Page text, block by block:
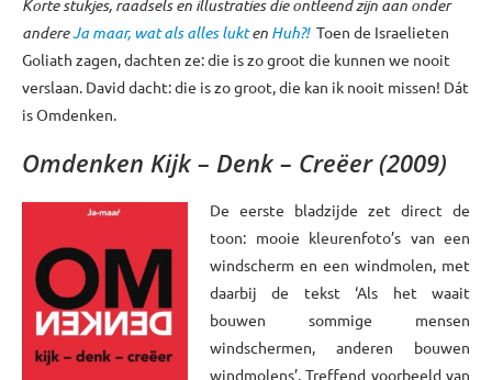
Korte stukjes, raadsels en illustraties die ontleend zijn aan onder
andereJa maar, wat als alles lukten Huh?! Toen de Israelieten
Goliath zagen, dachten ze: die is zo groot die kunnen we nooit
verslaan. David dacht: die is zo groot, die kan ik nooit missen! Dát
is Omdenken.
Omdenken Kijk – Denk – Creëer (2009)
De eerste bladzijde zet direct de
toon: mooie kleurenfoto’s van een
windscherm en een windmolen, met
daarbij de tekst ‘Als het waait
bouwen sommige mensen
windschermen, anderen bouwen
windmolens’. Treffend voorbeeld van